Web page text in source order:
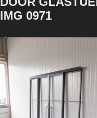
IMG 0971